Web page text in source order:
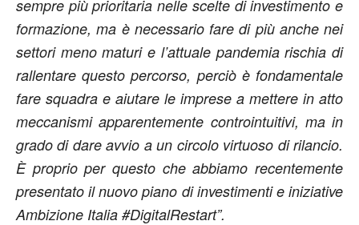
sempre più prioritaria nelle scelte di investimento e
formazione, ma è necessario fare di più anche nei
settori meno maturi e l’attuale pandemia rischia di
rallentare questo percorso, perciò è fondamentale
fare squadra e aiutare le imprese a mettere in atto
meccanismi apparentemente controintuitivi, ma in
grado di dare avvio a un circolo virtuoso di rilancio.
È proprio per questo che abbiamo recentemente
presentato il nuovo piano di investimenti e iniziative
Ambizione Italia #DigitalRestart”.